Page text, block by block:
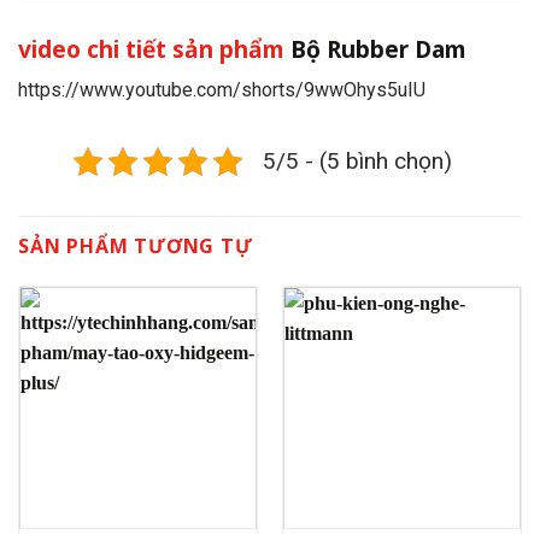
video chi tiết sản phẩm Bộ Rubber Dam
https://www.youtube.com/shorts/9wwOhys5uIU
5/5 - (5 bình chọn)
SẢN PHẨM TƯƠNG TỰ